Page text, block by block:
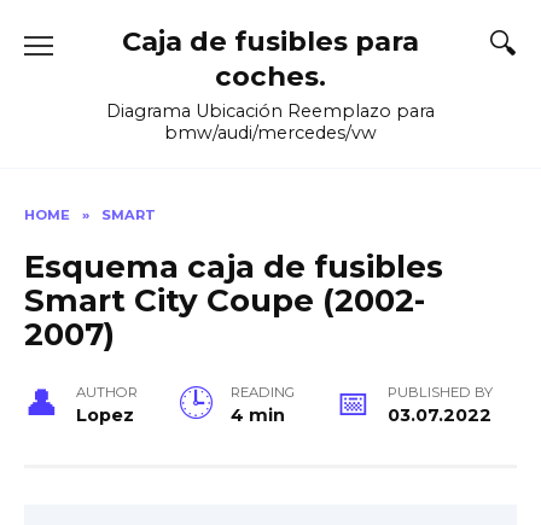
Caja de fusibles para
coches.
Diagrama Ubicación Reemplazo para
bmw/audi/mercedes/vw
HOME » SMART
Esquema caja de fusibles
Smart City Coupe (2002-
2007)
AUTHOR
Lopez
READING
4 min
PUBLISHED BY
03.07.2022